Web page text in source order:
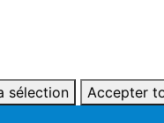
sélection Accepter